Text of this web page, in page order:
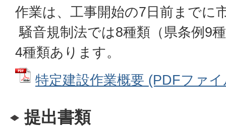
作業は、工事開始の7日前までに
騒音規制法では8種類（県条例9
4種類あります。
特定建設作業概要 (PDFファ
提出書類